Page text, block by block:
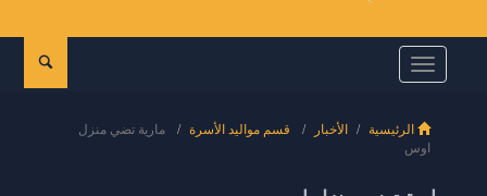
Toggle
navigation
الرئيسية الأخبار قسم مواليد الأسرة
مارية تضي منزل
اوس